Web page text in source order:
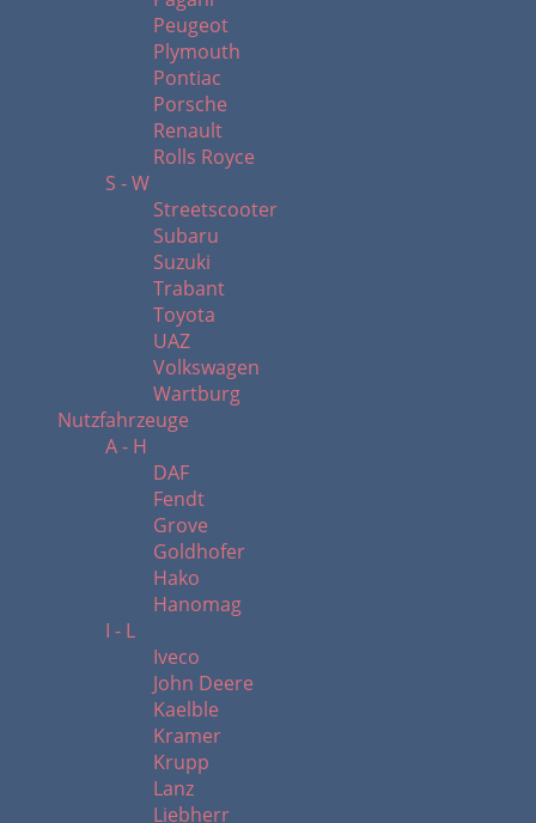
Peugeot
Plymouth
Pontiac
Porsche
Renault
Rolls Royce
S - W
Streetscooter
Subaru
Suzuki
Trabant
Toyota
UAZ
Volkswagen
Wartburg
Nutzfahrzeuge
A - H
DAF
Fendt
Grove
Goldhofer
Hako
Hanomag
I - L
Iveco
John Deere
Kaelble
Kramer
Krupp
Lanz
Liebherr